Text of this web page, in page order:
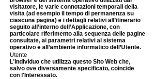
visitatore, le varie connotazioni temporali della
visita (ad esempio il tempo di permanenza su
ciascuna pagina) e i dettagli relativi all’itinerario
seguito all’interno dell’Applicazione, con
particolare riferimento alla sequenza delle pagine
consultate, ai parametri relativi al sistema
operativo e all’ambiente informatico dell’Utente.
Utente
L'individuo che utilizza questo Sito Web che,
salvo ove diversamente specificato, coincide
con l'Interessato.